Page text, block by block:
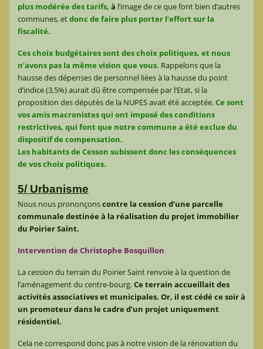
plus modérée des tarifs, à l’image de ce que font bien d’autres
communes, etdonc de faire plus porter l’effort sur la
fiscalité.
Ces choix budgétaires sont des choix politiques, et nous
n’avons pas la même vision que vous. Rappelons que la
hausse des dépenses de personnel liées à la hausse du point
d’indice (3,5%) aurait dû être compensée par l’Etat, si la
proposition des députés de la NUPES avait été acceptée.Ce sont
vos amis macronistes qui ont imposé des conditions
restrictives, qui font que notre commune a été exclue du
dispositif de compensation.
Les habitants de Cesson subissent donc les conséquences
de vos choix politiques.
5/ Urbanisme
Nous nous prononçonscontre la cession d’une parcelle
communale destinée à la réalisation du projet immobilier
du Poirier Saint.
Intervention de Christophe Bosquillon
La cession du terrain du Poirier Saint renvoie à la question de
l’aménagement du centre-bourg.Ce terrain accueillait des
activités associatives et municipales. Or, il est cédé ce soir à
un promoteur dans le cadre d’un projet uniquement
résidentiel.
Cela ne correspond donc pas à notre vision de la rénovation du